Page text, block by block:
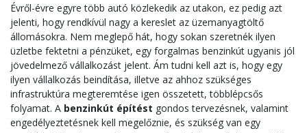
Évről-évre egyre több autó közlekedik az utakon, ez pedig azt
jelenti, hogy rendkívül nagy a kereslet az üzemanyagtöltő
állomásokra. Nem meglepő hát, hogy sokan szeretnék ilyen
üzletbe fektetni a pénzüket, egy forgalmas benzinkút ugyanis jól
jövedelmező vállalkozást jelent. Ám tudni kell azt is, hogy egy
ilyen vállalkozás beindítása, illetve az ahhoz szükséges
infrastruktúra megteremtése igen összetett, többlépcsős
folyamat. A benzinkút építést gondos tervezésnek, valamint
engedélyeztetésnek kell megelőznie, és szükség van egy